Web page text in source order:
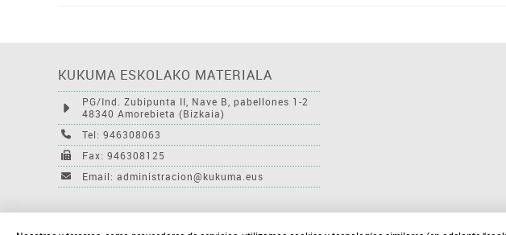
KUKUMA ESKOLAKO MATERIALA
PG/Ind. Zubipunta II, Nave B, pabellones 1-2
48340 Amorebieta (Bizkaia)
Tel: 946308063
Fax: 946308125
Email: administracion@kukuma.eus